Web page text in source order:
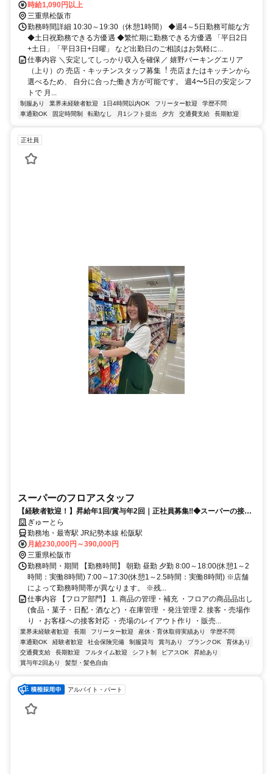
勤
時給1,090円以上
三重県松阪市
勤務時間詳細 10:30～19:30（休憩1時間） ◆週4～5日勤務可能な方
◆土日祝勤務できる方優遇 ◆繁忙期に勤務できる方優遇 「平日2日
+土日」「平日3日+日曜」 など出勤日のご相談はお気軽に...
仕事内容 ＼安定してしっかり収⼊を確保／ 嬉野パーキングエリア
（上り）の 売店・キッチンスタッフ募集︕ 売店またはキッチンから
選べるため、 ⾃分に合った働き⽅が可能です。 週4〜5⽇の安定シフ
トで ⽉...
制服あり 業界未経験者歓迎 1日4時間以内OK フリーター歓迎
学歴不問
車通勤OK
固定時間制 転勤なし 月1シフト提出 夕方 交通費支給 長期歓迎
正社員
スーパーのフロアスタッフ
【経験者歓迎！】昇給年1回/賞与年2回｜正社員募集‼◆スーパーの接
客・売場作り《三重県》
ぎゅーとら
勤務地・最寄駅 JR紀勢本線 松阪駅
月給230,000円～390,000円
三重県松阪市
勤務時間・期間 【勤務時間】 朝勤 昼勤 夕勤 8:00～18:00(休憩1～2
時間：実働8時間) 7:00～17:30(休憩1～2.5時間：実働8時間) ※店舗
によって勤務時間帯が異なります。 ※残...
仕事内容 【フロア部門】 1. 商品の管理・補充 ・フロアの商品品出し
(食品・菓子・日配・酒など) ・在庫管理 ・発注管理 2. 接客・売場作
り ・お客様への接客対応 ・売場のレイアウト作り ・販売...
業界未経験者歓迎 長期 フリーター歓迎 産休・育休取得実績あり
学歴不問
車通勤OK
経験者歓迎 社会保険完備 制服貸与 賞与あり ブランクOK
育休あり
交通費支給
長期歓迎 フルタイム歓迎 シフト制 ピアスOK
昇給あり
賞与年2回あり
髪型・髪色自由
アルバイト・パート